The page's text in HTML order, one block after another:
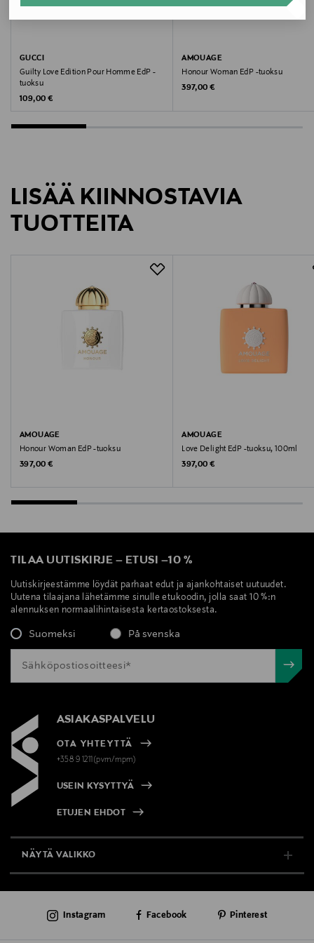
100 ML
Valmistusmaa
Oman
TMC NORDIC AB
Valmistajan osoite
Digitaalinen osoite
info@tmcnordic.com
GUCCI
Guilty Love Edition Pour Homme EdP -
tuoksu
Original Price
109,00 €
AMOUAGE
Honour Woman EdP -tuoksu
Original Price
397,00 €
LISÄÄ KIINNOSTAVIA
TUOTTEITA
AMOUAGE
Honour Woman EdP -tuoksu
Original Price
397,00 €
AMOUAGE
Love Delight EdP -tuoksu, 100ml
Original Price
397,00 €
TILAA UUTISKIRJE – ETUSI –10 %
Uutiskirjeestämme löydät parhaat edut ja ajankohtaiset uutuudet.
Uutena tilaajana lähetämme sinulle etukoodin, jolla saat 10 %:n
alennuksen normaalihintaisesta kertaostoksesta.
Suomeksi På svenska
ASIAKASPALVELU
OTA YHTEYTTÄ
+358 9 1211(pvm/mpm)
USEIN KYSYTTYÄ
ETUJEN EHDOT
NÄYTÄ VALIKKO
AJANKOHTAISTA
Instagram Facebook Pinterest